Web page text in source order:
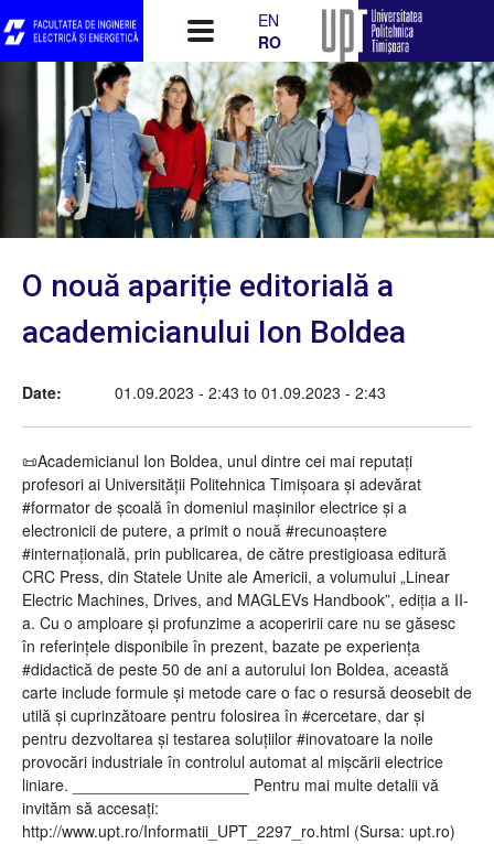
EN
RO
O nouă apariție editorială a
academicianului Ion Boldea
Date 01.09.2023 - 2:43 to 01.09.2023 - 2:43
📜Academicianul Ion Boldea, unul dintre cei mai reputați
profesori ai Universității Politehnica Timișoara și adevărat
#formator de școală în domeniul mașinilor electrice și a
electronicii de putere, a primit o nouă #recunoaștere
#internațională, prin publicarea, de către prestigioasa editură
CRC Press, din Statele Unite ale Americii, a volumului „Linear
Electric Machines, Drives, and MAGLEVs Handbook”, ediția a II-
a. Cu o amploare și profunzime a acoperirii care nu se găsesc
în referințele disponibile în prezent, bazate pe experiența
#didactică de peste 50 de ani a autorului Ion Boldea, această
carte include formule și metode care o fac o resursă deosebit de
utilă și cuprinzătoare pentru folosirea în #cercetare, dar și
pentru dezvoltarea și testarea soluțiilor #inovatoare la noile
provocări industriale în controlul automat al mișcării electrice
liniare. ____________________ Pentru mai multe detalii vă
invităm să accesați:
http://www.upt.ro/Informatii_UPT_2297_ro.html (Sursa: upt.ro)